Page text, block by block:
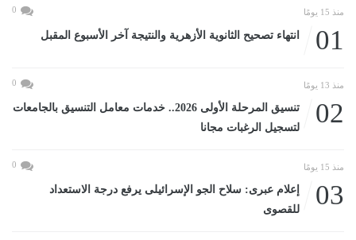
منذ 15 يومًا 0
01 انتهاء تصحيح الثانوية الأزهرية والنتيجة آخر الأسبوع المقبل
منذ 13 يومًا 0
02
تنسيق المرحلة الأولى 2026.. خدمات معامل التنسيق بالجامعات
لتسجيل الرغبات مجانا
منذ 15 يومًا 0
03
إعلام عبرى: سلاح الجو الإسرائيلى يرفع درجة الاستعداد
للقصوى